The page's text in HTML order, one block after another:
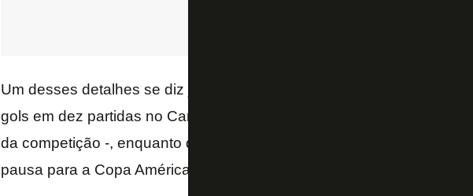
Um desses detalhes se diz justamente pela produção ofensiva. O
gols em dez partidas no Campeonato Brasileiro – atualmente, é o
da competição -, enquanto que o Santos marcou 13 vezes. Barroca
pausa para a Copa América foi importante para a evolução no